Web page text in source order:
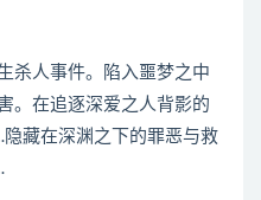
杀人事件。陷入噩梦之中
。在追逐深爱之人背影的
藏在深渊之下的罪恶与救